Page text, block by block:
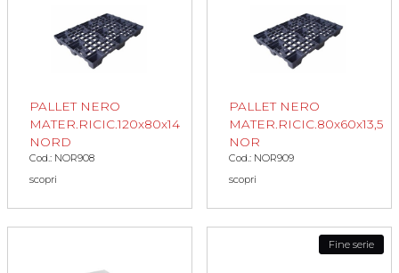
PALLET NERO
MATER.RICIC.120x80x14
NORD
Cod.: NOR908
scopri
PALLET NERO
MATER.RICIC.80x60x13,5
NOR
Cod.: NOR909
scopri
Fine serie